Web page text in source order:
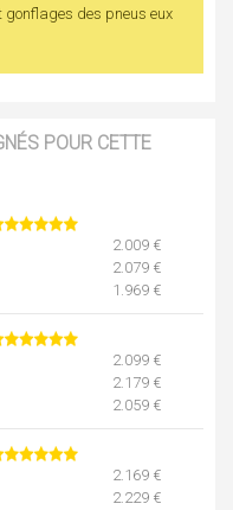
des pneus eux
POUR CETTE
2.009 €
2.079 €
1.969 €
2.099 €
2.179 €
2.059 €
2.169 €
2.229 €